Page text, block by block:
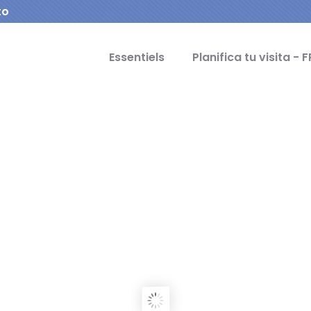
Essentiels Planifica tu visita -
of the Aqueduct